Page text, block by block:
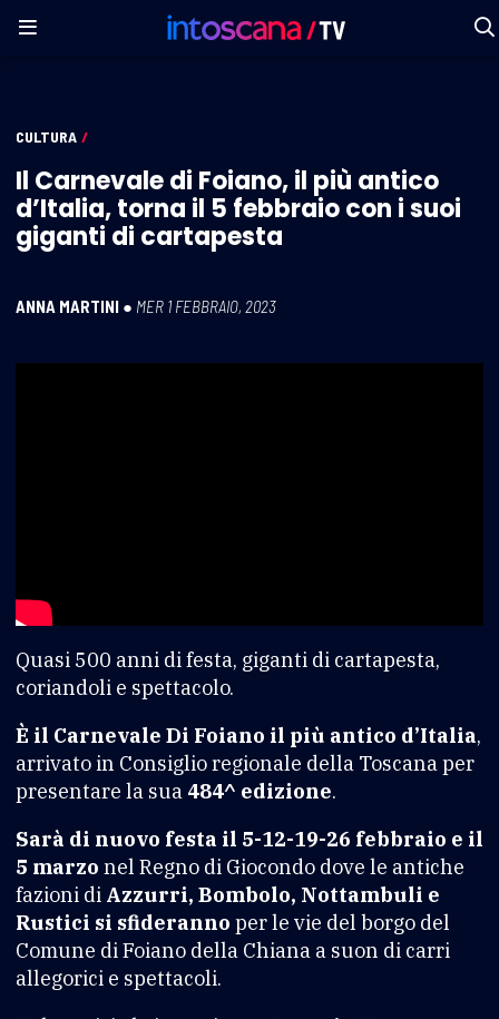
CULTURA /
Il Carnevale di Foiano, il più antico
d’Italia, torna il 5 febbraio con i suoi
giganti di cartapesta
ANNA MARTINI ● MER 1 FEBBRAIO, 2023
Quasi 500 anni di festa, giganti di cartapesta,
coriandoli e spettacolo.
È il Carnevale Di Foiano il più antico d’Italia,
arrivato in Consiglio regionale della Toscana per
presentare la sua 484^ edizione.
Sarà di nuovo festa il 5-12-19-26 febbraio e il
5 marzo nel Regno di Giocondo dove le antiche
fazioni di Azzurri, Bombolo, Nottambuli e
Rustici si sfideranno per le vie del borgo del
Comune di Foiano della Chiana a suon di carri
allegorici e spettacoli.